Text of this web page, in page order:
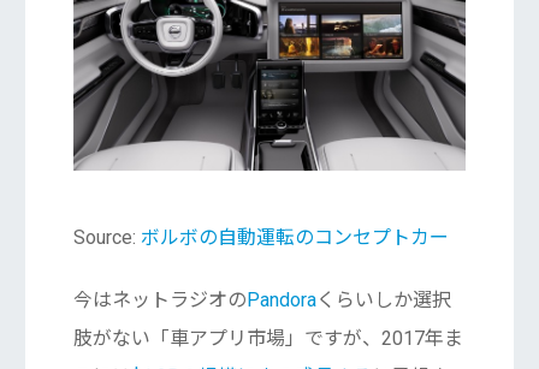
Source: ボルボの自動運転のコンセプトカー
今はネットラジオの Pandoraくらいしか選択
肢がない「車アプリ市場」ですが、2017年ま